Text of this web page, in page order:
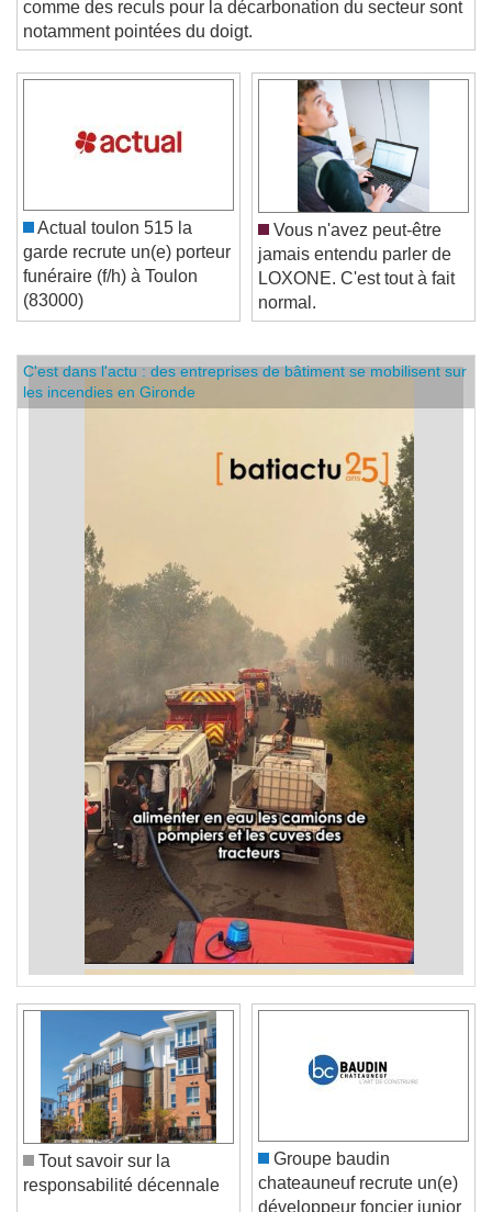
comme des reculs pour la décarbonation du secteur sont
notamment pointées du doigt.
Actual toulon 515 la
garde recrute un(e) porteur
funéraire (f/h) à Toulon
(83000)
Vous n'avez peut-être
jamais entendu parler de
LOXONE. C'est tout à fait
normal.
C'est dans l'actu : des entreprises de bâtiment se mobilisent sur
les incendies en Gironde
Tout savoir sur la
Groupe baudin
chateauneuf recrute un(e)